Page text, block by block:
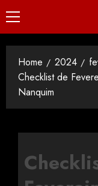
Home 2024
Checklist de
Nanquim